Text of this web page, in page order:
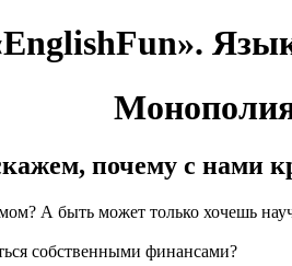
почему с нами
А быть может только хочешь
собственными финансами?